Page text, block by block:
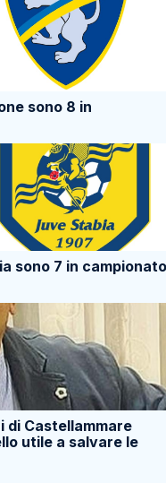
sono 8 in
sono 7 in campionato
di Castellammare
utile a salvare le